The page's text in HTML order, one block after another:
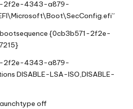
2f2e-4343-a879-
{0cb3b571-2f2e-
2f2e-4343-a879-
DISABLE-LSA-ISO,DISABLE-
off